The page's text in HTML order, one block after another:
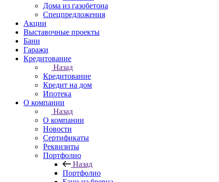
Дома из газобетона
Спецпредложения
Акции
Выставочные проекты
Бани
Гаражи
Кредитование
Назад
Кредитование
Кредит на дом
Ипотека
О компании
Назад
О компании
Новости
Сертификаты
Реквизиты
Портфолио
Назад
Портфолио